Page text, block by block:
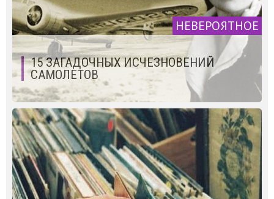
НЕВЕРОЯТНОЕ
15 ЗАГАДОЧНЫХ ИСЧЕЗНОВЕНИЙ
САМОЛЕТОВ